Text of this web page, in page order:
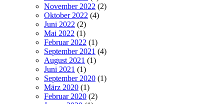
November 2022 (2)
Oktober 2022 (4)
Juni 2022 (2)
Mai 2022 (1)
Februar 2022 (1)
September 2021 (4)
August 2021 (1)
Juni 2021 (1)
September 2020 (1)
März 2020 (1)
Februar 2020 (2)